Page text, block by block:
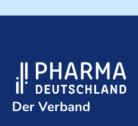
Der Verband